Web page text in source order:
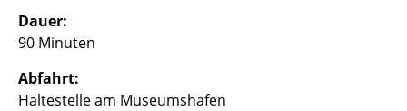
Dauer:
90 Minuten
Abfahrt:
Haltestelle am Museumshafen